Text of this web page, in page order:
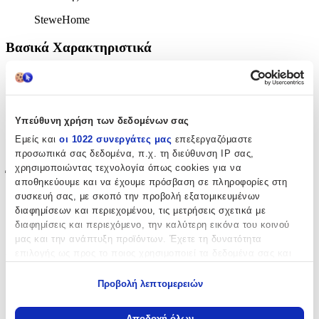
Υπεύθυνη χρήση των δεδομένων σας
Εμείς και οι 1022 συνεργάτες μας επεξεργαζόμαστε
προσωπικά σας δεδομένα, π.χ. τη διεύθυνση IP σας,
χρησιμοποιώντας τεχνολογία όπως cookies για να
αποθηκεύουμε και να έχουμε πρόσβαση σε πληροφορίες στη
συσκευή σας, με σκοπό την προβολή εξατομικευμένων
διαφημίσεων και περιεχομένου, τις μετρήσεις σχετικά με
διαφημίσεις και περιεχόμενο, την καλύτερη εικόνα του κοινού
μας και την ανάπτυξη προϊόντων. Έχετε τη δυνατότητα
Να συλλέξουμε πληροφορίες σχετικά με τη γεωγραφική
Προβολή λεπτομερειών
SteweHome
Βασικά Χαρακτηριστικά
Ποιότητα
Συνθετικό
Κατασκευή:
Μηχανής
Έξτρα Χαρακτηριστικά
με το Μέτρο:
Όχι